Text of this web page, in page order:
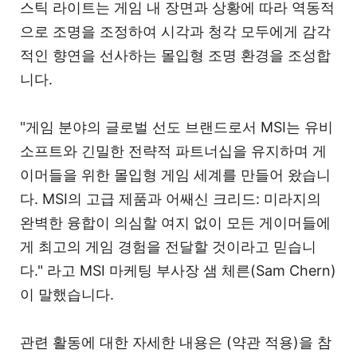
스틱 라이트는 게임 내 장면과 상황에 따라 역동적
으로 조명을 조정하여 시각과 청각 모두에게 감각
적인 향연을 선사하는 몰입형 조명 환경을 조성합
니다.
"게임 분야의 글로벌 선도 브랜드로서 MSI는 유비
소프트와 긴밀한 전략적 파트너십을 유지하며 게
이머들을 위한 몰입형 게임 세계를 만들어 왔습니
다. MSI의 고급 제품과 어쌔신 크리드: 미라지의
완벽한 융합이 의심할 여지 없이 모든 게이머들에
게 최고의 게임 경험을 전달할 것이라고 믿습니
다." 라고 MSI 마케팅 부사장 샘 체른(Sam Chern)
이 말했습니다.
관련 활동에 대한 자세한 내용은 (약관 적용)을 참